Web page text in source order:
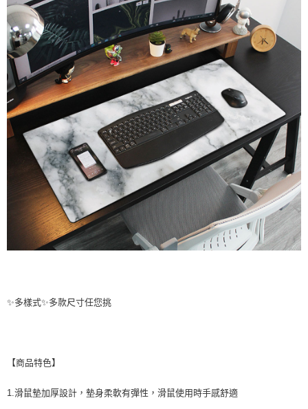
✨多樣式✨多款尺寸任您挑
【商品特色】
1.滑鼠墊加厚設計，墊身柔軟有彈性，滑鼠使用時手感舒適